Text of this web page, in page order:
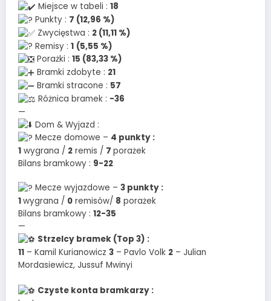
Miejsce w tabeli : 18
Punkty : 7 (12,96 %)
Zwycięstwa : 2 (11,11 %)
Remisy : 1 (5,55 %)
Porażki : 15 (83,33 %)
Bramki zdobyte : 21
Bramki stracone : 57
Różnica bramek : -36
—
Dom & Wyjazd :
Mecze domowe – 4 punkty :
1 wygrana / 2 remis / 7 porażek
Bilans bramkowy : 9-22
Mecze wyjazdowe – 3 punkty :
1wygrana / 0 remisów/ 8 porażek
Bilans bramkowy : 12-35
—
Strzelcy bramek (Top 3) :
11 – Kamil Kurianowicz 3 – Pavlo Volk 2 – Julian
Mordasiewicz, Jussuf Mwinyi
Czyste konta bramkarzy :